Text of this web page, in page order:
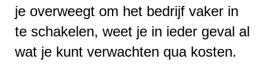
je overweegt om het bedrijf vaker in
te schakelen, weet je in ieder geval al
wat je kunt verwachten qua kosten.